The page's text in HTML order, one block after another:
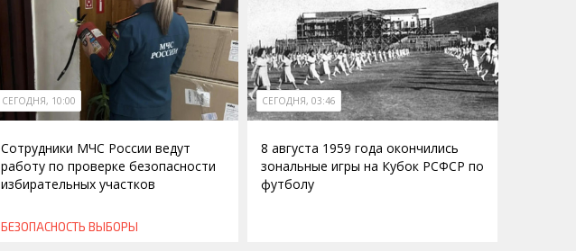
СЕГОДНЯ, 10:00
Сотрудники МЧС России ведут
работу по проверке безопасности
избирательных участков
БЕЗОПАСНОСТЬ ВЫБОРЫ
СЕГОДНЯ, 03:46
8 августа 1959 года окончились
зональные игры на Кубок РСФСР по
футболу